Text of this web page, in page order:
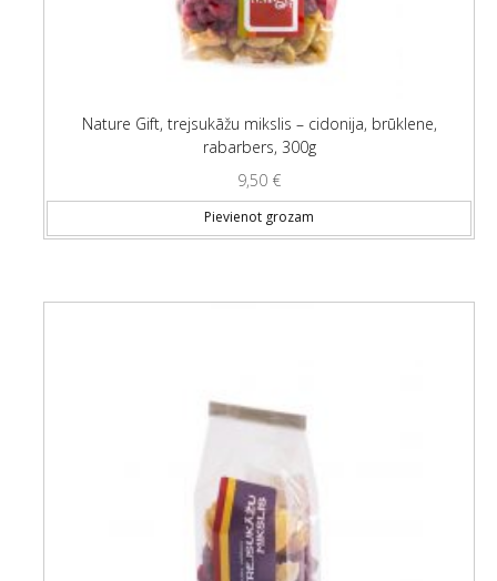
Nature Gift, trejsukāžu mikslis – cidonija, brūklene,
rabarbers, 300g
9,50 €
Pievienot grozam